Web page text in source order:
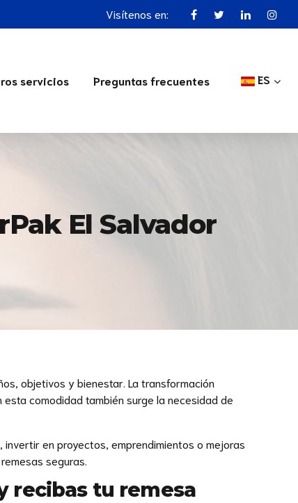
Visítenos en:
servicios Preguntas frecuentes ES
El Salvador
objetivos y bienestar. La transformación
comodidad también surge la necesidad de
en proyectos, emprendimientos o mejoras
seguras.
recibas tu remesa